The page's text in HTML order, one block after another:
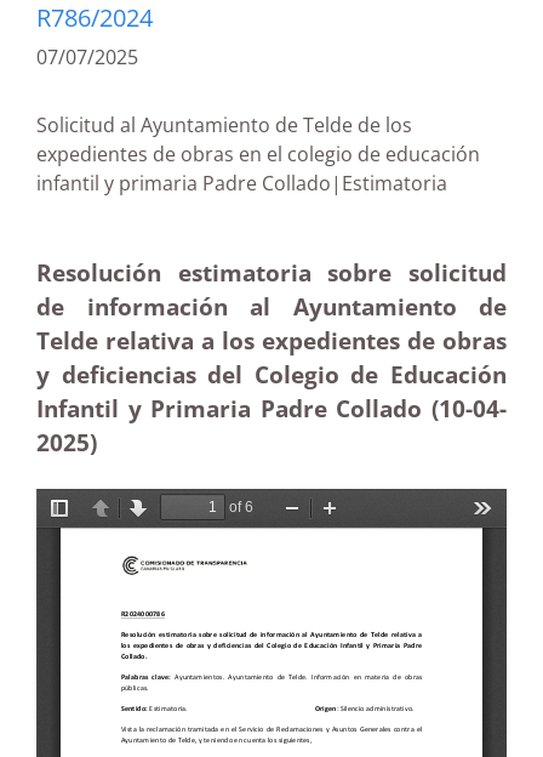
R786/2024
07/07/2025
Solicitud al Ayuntamiento de Telde de los
expedientes de obras en el colegio de educación
infantil y primaria Padre Collado|Estimatoria
Resolución estimatoria sobre solicitud
de información al Ayuntamiento de
Telde relativa a los expedientes de obras
y deficiencias del Colegio de Educación
Infantil y Primaria Padre Collado (10-04-
2025)